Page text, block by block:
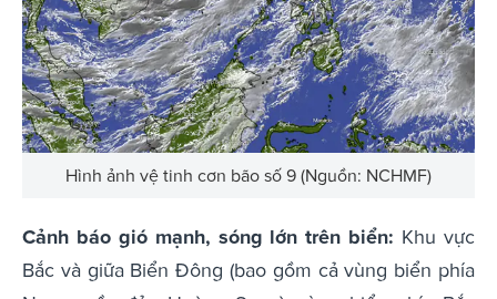
Hình ảnh vệ tinh cơn bão số 9 (Nguồn: NCHMF)
Cảnh báo gió mạnh, sóng lớn trên biển: Khu vực
Bắc và giữa Biển Đông (bao gồm cả vùng biển phía